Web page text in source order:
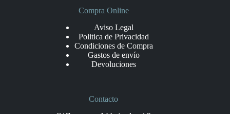
Compra Online
Aviso Legal
Politica de Privacidad
Condiciones de Compra
Gastos de envío
Devoluciones
Contacto